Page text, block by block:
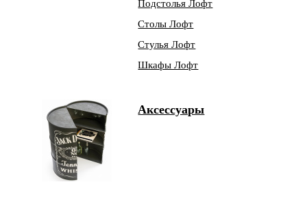
Подстолья Лофт
Столы Лофт
Стулья Лофт
Шкафы Лофт
Аксессуары